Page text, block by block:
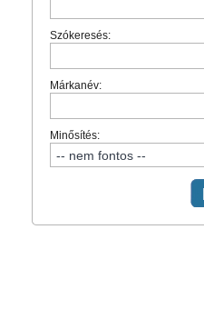
Szókeresés:
Márkanév:
Minősítés: